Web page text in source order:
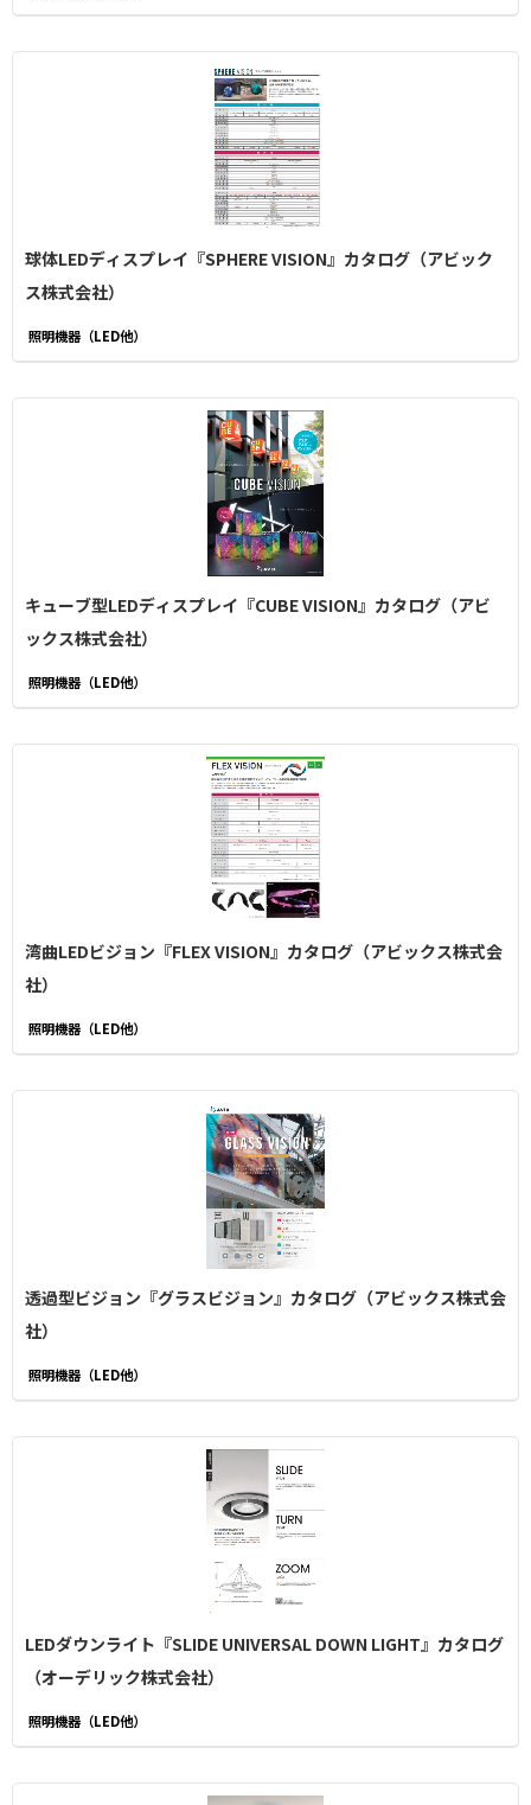
球体LEDディスプレイ『SPHERE VISION』カタログ（アビック
ス株式会社）
照明機器（LED他）
キューブ型LEDディスプレイ『CUBE VISION』カタログ（アビ
ックス株式会社）
照明機器（LED他）
湾曲LEDビジョン『FLEX VISION』カタログ（アビックス株式会
社）
照明機器（LED他）
透過型ビジョン『グラスビジョン』カタログ（アビックス株式会
社）
照明機器（LED他）
LEDダウンライト『SLIDE UNIVERSAL DOWN LIGHT』カタログ
（オーデリック株式会社）
照明機器（LED他）